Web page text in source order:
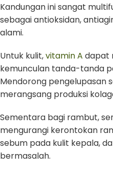
Kandungan ini sangat
sebagai antioksidan,
alami.
Untuk kulit,vitamin A dapat
kemunculan tanda-tanda
Mendorong pengelupasan
merangsang produksi
Sementara bagi rambut,
mengurangi kerontokan
sebum pada kulit kepala,
bermasalah.